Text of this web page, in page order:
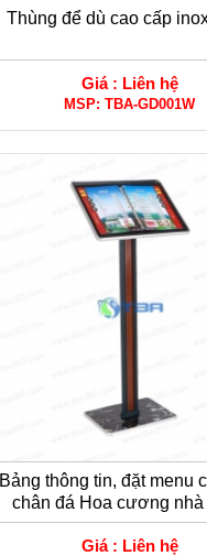
Thùng để dù cao cấp
Giá : Liên hệ
MSP:TBA-GD001W
Bảng thông tin, đặt menu
chân đá Hoa cương nhà
Giá : Liên hệ